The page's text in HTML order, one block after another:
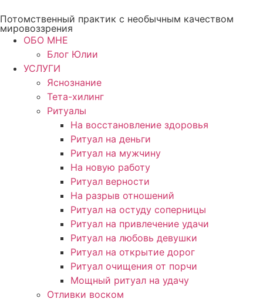
к
содержимому
Потомственный практик с необычным качеством
мировоззрения
ОБО МНЕ
Блог Юлии
УСЛУГИ
Яснознание
Тета-хилинг
Ритуалы
На восстановление здоровья
Ритуал на деньги
Ритуал на мужчину
На новую работу
Ритуал верности
На разрыв отношений
Ритуал на остуду соперницы
Ритуал на привлечение удачи
Ритуал на любовь девушки
Ритуал на открытие дорог
Ритуал очищения от порчи
Мощный ритуал на удачу
Отливки воском